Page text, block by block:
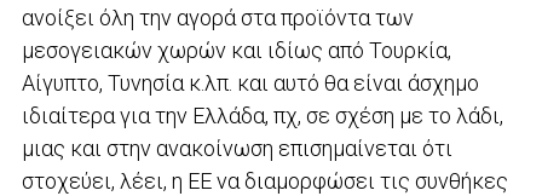
ανοίξει όλη την αγορά στα προϊόντα των
μεσογειακών χωρών και ιδίως από Τουρκία,
Αίγυπτο, Τυνησία κ.λπ. και αυτό θα είναι άσχημο
ιδιαίτερα για την Ελλάδα, πχ, σε σχέση με το λάδι,
μιας και στην ανακοίνωση επισημαίνεται ότι
στοχεύει, λέει, η ΕΕ να διαμορφώσει τις συνθήκες